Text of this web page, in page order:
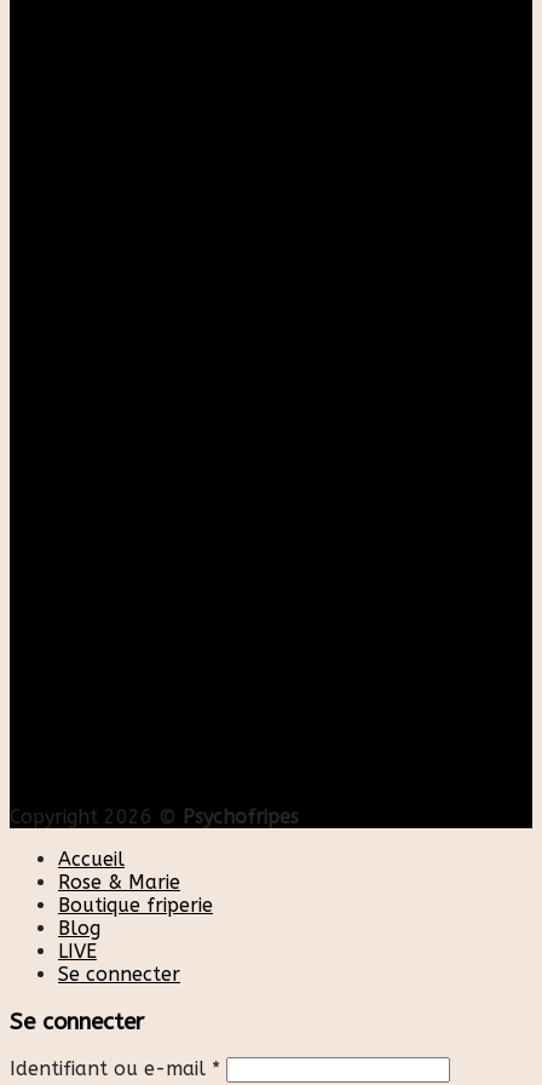
Copyright 2026 © Psychofripes
Accueil
Rose & Marie
Boutique friperie
Blog
LIVE
Se connecter
Se connecter
Identifiant ou e-mail *